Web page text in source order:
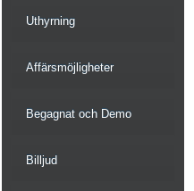
Uthyrning
Affärsmöjligheter
Begagnat och Demo
Billjud